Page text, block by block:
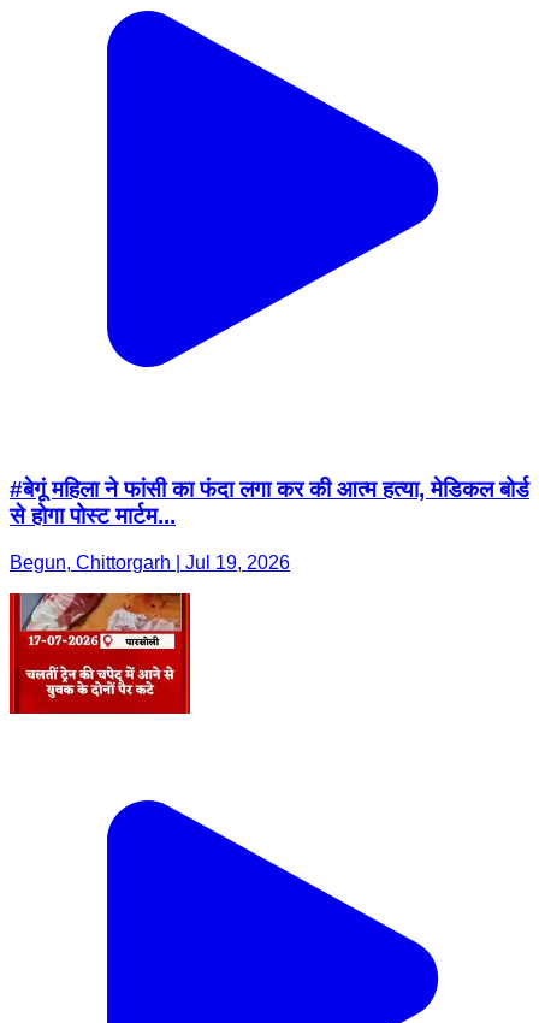
#बेगूं महिला ने फांसी का फंदा लगा कर की आत्म हत्या, मेडिकल बोर्ड
से होगा पोस्ट मार्टम...
Begun, Chittorgarh | Jul 19, 2026